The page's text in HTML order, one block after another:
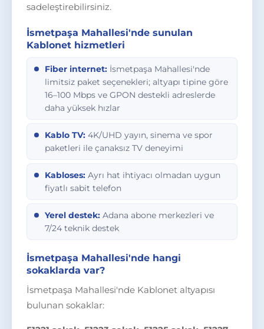
sadeleştirebilirsiniz.
İsmetpaşa Mahallesi'nde sunulan
Kablonet hizmetleri
Fiber internet: İsmetpaşa Mahallesi'nde
limitsiz paket seçenekleri; altyapı tipine göre
16–100 Mbps ve GPON destekli adreslerde
daha yüksek hızlar
Kablo TV: 4K/UHD yayın, sinema ve spor
paketleri ile çanaksız TV deneyimi
Kabloses: Ayrı hat ihtiyacı olmadan uygun
fiyatlı sabit telefon
Yerel destek: Adana abone merkezleri ve
7/24 teknik destek
İsmetpaşa Mahallesi'nde hangi
sokaklarda var?
İsmetpaşa Mahallesi'nde Kablonet altyapısı
bulunan sokaklar: